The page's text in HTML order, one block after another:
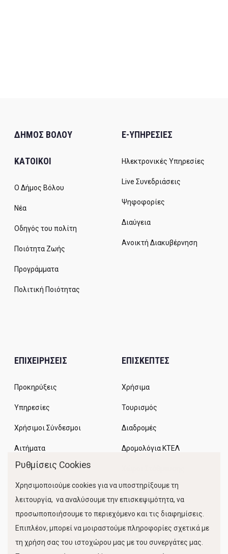
ΔΗΜΟΣ ΒΟΛΟΥ
ΚΑΤΟΙΚΟΙ
Ο Δήμος Βόλου
Νέα
Οδηγός του πολίτη
Ποιότητα Ζωής
Προγράμματα
Πολιτική Ποιότητας
E-ΥΠΗΡΕΣΙΕΣ
Ηλεκτρονικές Υπηρεσίες
Live Συνεδριάσεις
Ψηφοφορίες
Διαύγεια
Ανοικτή Διακυβέρνηση
ΕΠΙΧΕΙΡΗΣΕΙΣ
Προκηρύξεις
Υπηρεσίες
Χρήσιμοι Σύνδεσμοι
Αιτήματα
ΕΠΙΣΚΕΠΤΕΣ
Χρήσιμα
Τουρισμός
Διαδρομές
Δρομολόγια ΚΤΕΛ
Κίνηση Λιμένος
Ρυθμίσεις Cookies
Χρησιμοποιούμε cookies για να υποστηρίξουμε τη
λειτουργία, να αναλύσουμε την επισκεψιμότητα, να
προσωποποιήσουμε το περιεχόμενο και τις διαφημίσεις.
Επιπλέον, μπορεί να μοιραστούμε πληροφορίες σχετικά με
τη χρήση σας του ιστοχώρου μας με του συνεργάτες μας.